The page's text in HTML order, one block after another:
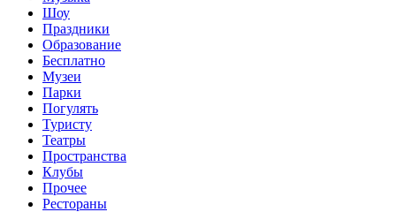
Шоу
Праздники
Образование
Бесплатно
Музеи
Парки
Погулять
Туристу
Театры
Пространства
Клубы
Прочее
Рестораны